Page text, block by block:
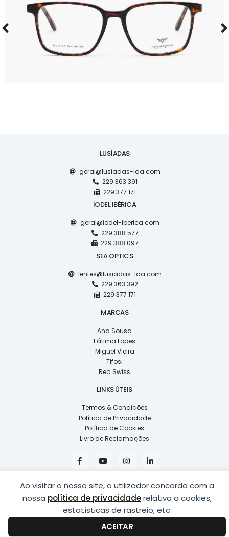
Ao visitar o nosso site, o utilizador concorda com a
nossa política de privacidaderelativa a cookies,
estatísticas de rastreio, etc.
ACEITAR
ÓCULOS
MV11143
LUSÍADAS
geral@lusiadas-lda.com
229 363 391
229 377 171
IODEL IBÉRICA
geral@iodel-iberica.com
229 388 577
229 388 097
SEA OPTICS
lentes@lusiadas-lda.com
229 363 392
229 377 171
MARCAS
Ana Sousa
Fátima Lopes
Miguel Vieira
Tifosi
Red Swiss
LINKS ÚTEIS
Termos & Condições
Política de Privacidade
Política de Cookies
Livro de Reclamações
F
a
c
b
o
o
k
-
Y
o
u
u
b
e
I
n
s
a
g
r
a
m
i
n
e
d
i
n
-
COPYRIGHT © 2026LUSÍADAS, DISTRIBUIÇÃO DE ÓPTICAS, LDA.
DESENVOLVIDO POR